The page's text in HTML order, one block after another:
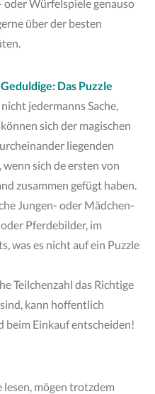
Würfelspiele genauso
über der besten
Das Puzzle
jedermanns Sache,
sich der magischen
liegenden
sich de ersten von
zusammen gefügt haben.
Jungen- oder Mädchen-
Pferdebilder, im
was es nicht auf ein Puzzle
Teilchenzahl das Richtige
kann hoffentlich
beim Einkauf entscheiden!
lesen, mögen trotzdem